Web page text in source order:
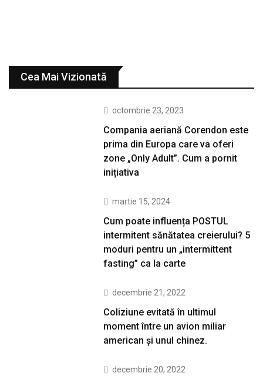
Cea Mai Vizionată
octombrie 23, 2023
Compania aeriană Corendon este
prima din Europa care va oferi
zone „Only Adult”. Cum a pornit
inițiativa
martie 15, 2024
Cum poate influența POSTUL
intermitent sănătatea creierului? 5
moduri pentru un „intermittent
fasting” ca la carte
decembrie 21, 2022
Coliziune evitată în ultimul
moment între un avion miliar
american şi unul chinez.
decembrie 20, 2022